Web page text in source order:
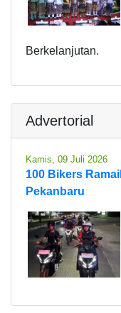
Berkelanjutan.
Advertorial
Kamis, 09 Juli 2026
100 Bikers
Pekanbaru